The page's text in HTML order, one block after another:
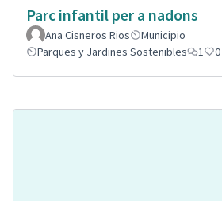
Parc infantil per a nadons
Ana Cisneros Rios
Municipio
Parques y Jardines Sostenibles
1 0